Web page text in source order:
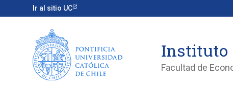
Ir al sitio UC
Instituto
Facultad de